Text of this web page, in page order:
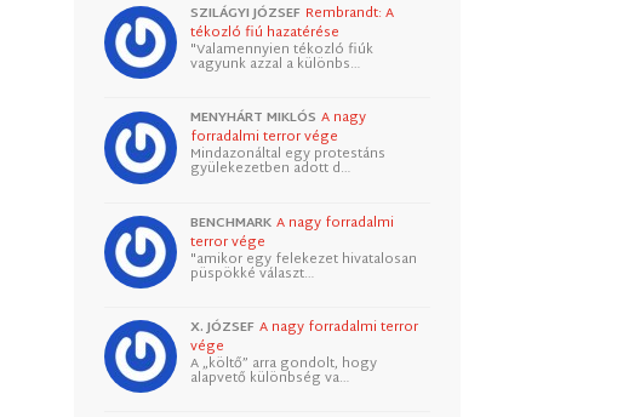
SZILÁGYI JÓZSEF Rembrandt: A
tékozló fiú hazatérése
"Valamennyien tékozló fiúk
vagyunk azzal a különbs…
MENYHÁRT MIKLÓS A nagy
forradalmi terror vége
Mindazonáltal egy protestáns
gyülekezetben adott d…
BENCHMARK A nagy forradalmi
terror vége
"amikor egy felekezet hivatalosan
püspökké választ…
X. JÓZSEF A nagy forradalmi terror
vége
A „költő” arra gondolt, hogy
alapvető különbség va…